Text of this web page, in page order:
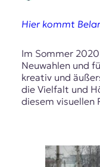
Hier kommt
Im Sommer
Neuwahlen und
kreativ und
die Vielfalt und
diesem visuellen